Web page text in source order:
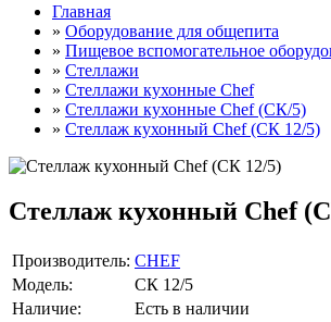
Главная
» Оборудование для общепита
» Пищевое вспомогательное
» Стеллажи
» Cтеллажи кухонные Chef
» Стеллажи кухонные Chef (СК/5)
» Стеллаж кухонный Сhef (СК 12/5)
Стеллаж кухонный Сhef
Производитель: CHEF
Модель:
СК 12/5
Наличие:
Есть в наличии